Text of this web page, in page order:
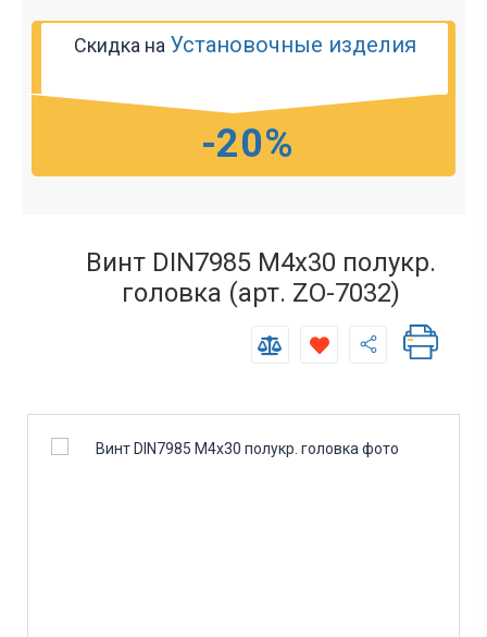
Скидка на Установочные изделия
-20%
Винт DIN7985 М4х30 полукр.
головка (арт. ZO-7032)